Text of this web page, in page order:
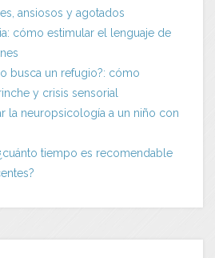
ansiosos y agotados
cómo estimular el lenguaje de
busca un refugio?: cómo
y crisis sensorial
la neuropsicología a un niño con
tiempo es recomendable